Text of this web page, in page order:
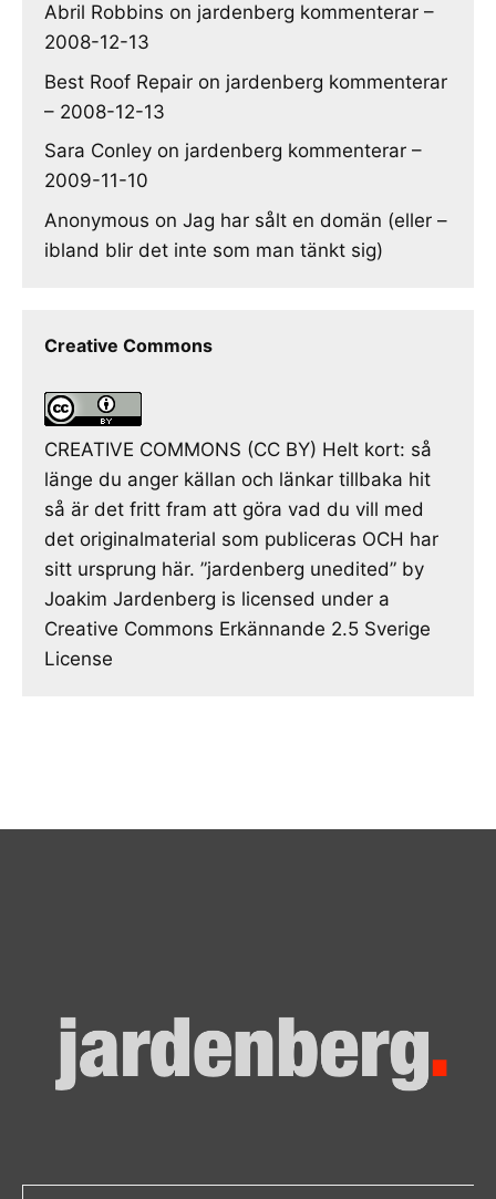
Abril Robbins on jardenberg kommenterar –
2008-12-13
Best Roof Repair on jardenberg kommenterar
– 2008-12-13
Sara Conley on jardenberg kommenterar –
2009-11-10
Anonymous on Jag har sålt en domän (eller –
ibland blir det inte som man tänkt sig)
Creative Commons
CREATIVE COMMONS (CC BY) Helt kort: så
länge du anger källan och länkar tillbaka hit
så är det fritt fram att göra vad du vill med
det originalmaterial som publiceras OCH har
sitt ursprung här. ”jardenberg unedited” by
Joakim Jardenberg is licensed under a
Creative Commons Erkännande 2.5 Sverige
License